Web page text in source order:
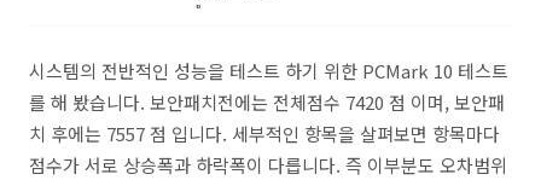
시스템의 전반적인 성능을 테스트 하기 위한 PCMark 10 테스트
를 해 봤습니다. 보안패치전에는 전체점수 7420 점 이며, 보안패
치 후에는 7557 점 입니다. 세부적인 항목을 살펴보면 항목마다
점수가 서로 상승폭과 하락폭이 다릅니다. 즉 이부분도 오차범위